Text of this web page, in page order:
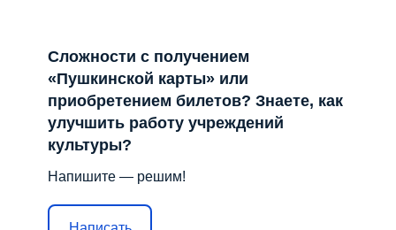
улучшить работу учреждений
культуры?
Напишите — решим!
Написать